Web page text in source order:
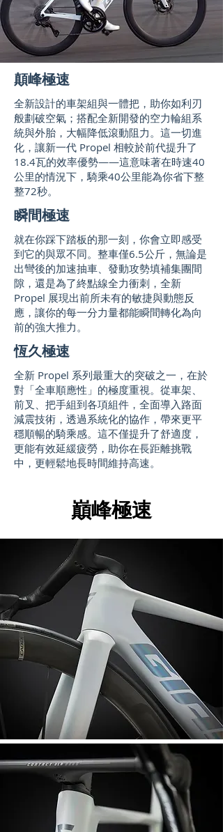
顛峰極速
​全新設計的車架組與一體把，助你如利刃
般劃破空氣；搭配全新開發的空力輪組系
統與外胎，大幅降低滾動阻力。這一切進
化，讓新一代 Propel 相較於前代提升了
18.4瓦的效率優勢——這意味著在時速40
公里的情況下，騎乘40公里能為你省下整
整72秒。
瞬間極速
​就在你踩下踏板的那一刻，你會立即感受
到它的與眾不同。整車僅6.5公斤，無論是
出彎後的加速抽車、發動攻勢填補集團間
隙，還是為了終點線全力衝刺，全新
Propel 展現出前所未有的敏捷與動態反
應，讓你的每一分力量都能瞬間轉化為向
前的強大推力。
恆久極速
全新 Propel 系列最重大的突破之一，在於
對「全車順應性」的極度重視。從車架、
前叉、把手組到各項組件，全面導入路面
減震技術，透過系統化的協作，帶來更平
穩順暢的騎乘感。這不僅提升了舒適度，
更能有效延緩疲勞，助你在長距離挑戰
中，更輕鬆地長時間維持高速。
巔峰極速